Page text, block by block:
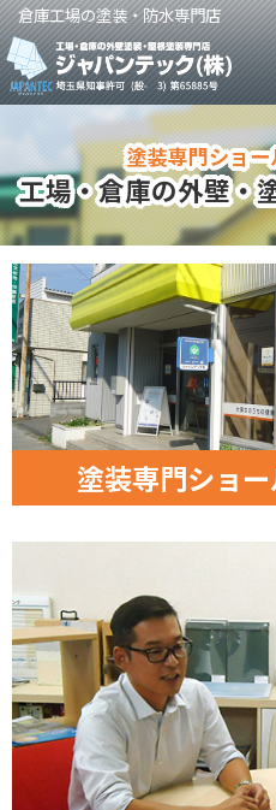
倉庫工場の塗装・防水専門店
塗装専門ショ
工場・倉庫の外壁・
塗装専門ショ